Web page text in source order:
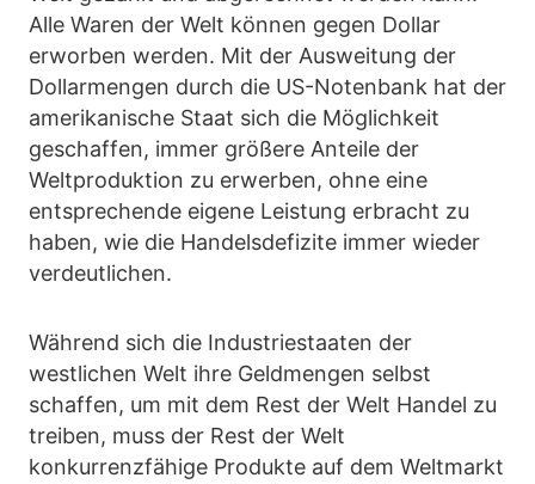
Alle Waren der Welt können gegen Dollar
erworben werden. Mit der Ausweitung der
Dollarmengen durch die US-Notenbank hat der
amerikanische Staat sich die Möglichkeit
geschaffen, immer größere Anteile der
Weltproduktion zu erwerben, ohne eine
entsprechende eigene Leistung erbracht zu
haben, wie die Handelsdefizite immer wieder
verdeutlichen.
Während sich die Industriestaaten der
westlichen Welt ihre Geldmengen selbst
schaffen, um mit dem Rest der Welt Handel zu
treiben, muss der Rest der Welt
konkurrenzfähige Produkte auf dem Weltmarkt